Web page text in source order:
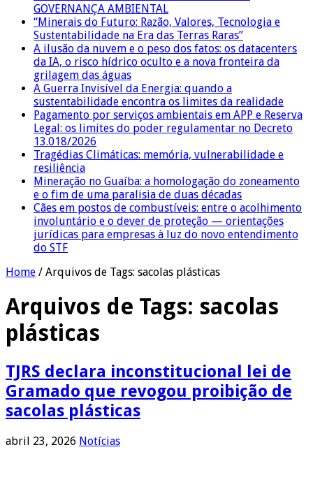
GOVERNANÇA AMBIENTAL
“Minerais do Futuro: Razão, Valores, Tecnologia e
Sustentabilidade na Era das Terras Raras”
A ilusão da nuvem e o peso dos fatos: os datacenters
da IA, o risco hídrico oculto e a nova fronteira da
grilagem das águas
A Guerra Invisível da Energia: quando a
sustentabilidade encontra os limites da realidade
Pagamento por serviços ambientais em APP e Reserva
Legal: os limites do poder regulamentar no Decreto
13.018/2026
Tragédias Climáticas: memória, vulnerabilidade e
resiliência
Mineração no Guaíba: a homologação do zoneamento
e o fim de uma paralisia de duas décadas
Cães em postos de combustíveis: entre o acolhimento
involuntário e o dever de proteção — orientações
jurídicas para empresas à luz do novo entendimento
do STF
Home / Arquivos de Tags: sacolas plásticas
Arquivos de Tags: sacolas
plásticas
TJRS declara inconstitucional lei de
Gramado que revogou proibição de
sacolas plásticas
abril 23, 2026 Notícias